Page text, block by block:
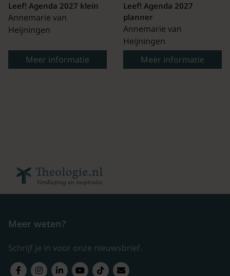
Leef! Agenda 2027 klein
Annemarie van
Heijningen
Meer informatie
Leef! Agenda 2027
planner
Annemarie van
Heijningen
Meer informatie
Meer weten?
Schrijf je in voor onze nieuwsbrief.